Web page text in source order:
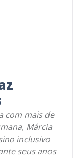
com mais de
Márcia
inclusivo
seus anos